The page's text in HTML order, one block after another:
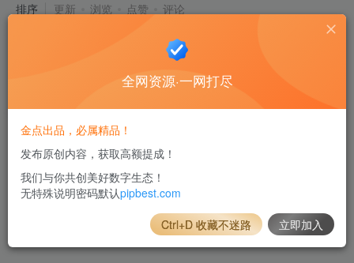
排序 更新 浏览 点赞 评论
战神引擎【传奇手游逍遥沉默合击版】
最新整理合击服务端_蚂蚁洞_真天宫_
水上世界
游戏源码
全网资源·一网打尽
金点出品，必属精品！
发布原创内容，获取高额提成！
我们与你共创美好数字生态！
无特殊说明密码默认pipbest.com
Ctrl+D 收藏不迷路 立即加入